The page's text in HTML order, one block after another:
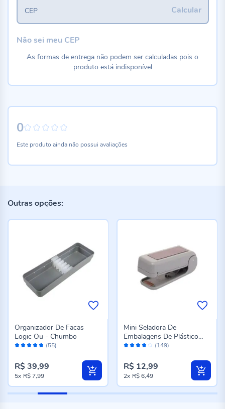
0
Este produto ainda não possui avaliações
Calcular
CEP
Não sei meu CEP
As formas de entrega não podem ser calculadas pois o
produto está indisponível
Outras opções:
Avaliação: (55)
Organizador De Facas
Logic Ou - Chumbo
R$ 39,99
5x R$ 7,99
Avaliação: (149)
Mini Seladora De
Embalagens De Plástico
Lyor - Cinza
R$ 12,99
2x R$ 6,49